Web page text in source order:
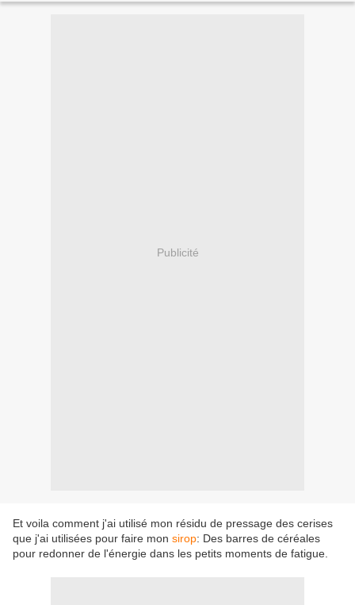
Publicité
Et voila comment j'ai utilisé mon résidu de pressage des cerises
que j'ai utilisées pour faire mon sirop: Des barres de céréales
pour redonner de l'énergie dans les petits moments de fatigue.